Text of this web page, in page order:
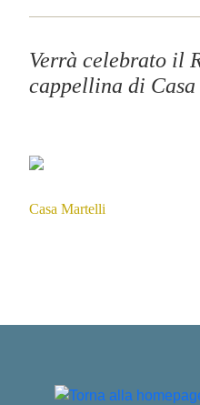
Verrà celebrato il
cappellina di
Casa Martelli